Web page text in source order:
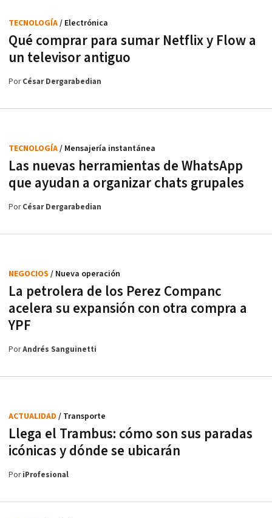
Qué comprar para sumar Netflix y Flow a
un televisor antiguo
TECNOLOGÍA/ Electrónica
PorCésar Dergarabedian
Las nuevas herramientas de WhatsApp
que ayudan a organizar chats grupales
TECNOLOGÍA/ Mensajería instantánea
PorCésar Dergarabedian
La petrolera de los Perez Companc
acelera su expansión con otra compra a
YPF
NEGOCIOS / Nueva operación
PorAndrés Sanguinetti
Llega el Trambus: cómo son sus paradas
icónicas y dónde se ubicarán
ACTUALIDAD / Transporte
PoriProfesional